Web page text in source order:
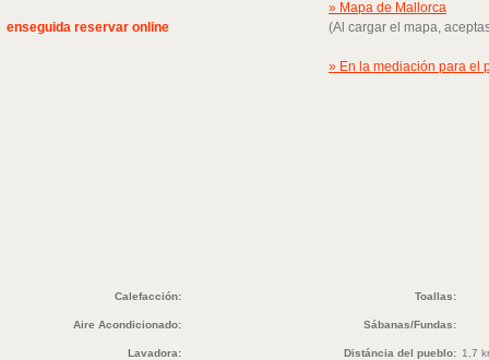
» Mapa de Mallorca
(Al cargar el mapa,
» En la mediación para el
enseguida reservar online
Calefacción: Toallas:
Aire Acondicionado: Sábanas/Fundas:
Lavadora: Distáncia del pueblo: 1,7